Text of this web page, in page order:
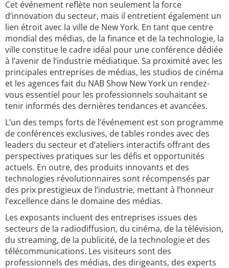
Cet événement reflète non seulement la force
d’innovation du secteur, mais il entretient également un
lien étroit avec la ville de New York. En tant que centre
mondial des médias, de la finance et de la technologie, la
ville constitue le cadre idéal pour une conférence dédiée
à l’avenir de l’industrie médiatique. Sa proximité avec les
principales entreprises de médias, les studios de cinéma
et les agences fait du NAB Show New York un rendez-
vous essentiel pour les professionnels souhaitant se
tenir informés des dernières tendances et avancées.
L’un des temps forts de l’événement est son programme
de conférences exclusives, de tables rondes avec des
leaders du secteur et d’ateliers interactifs offrant des
perspectives pratiques sur les défis et opportunités
actuels. En outre, des produits innovants et des
technologies révolutionnaires sont récompensés par
des prix prestigieux de l’industrie, mettant à l’honneur
l’excellence dans le domaine des médias.
Les exposants incluent des entreprises issues des
secteurs de la radiodiffusion, du cinéma, de la télévision,
du streaming, de la publicité, de la technologie et des
télécommunications. Les visiteurs sont des
professionnels des médias, des dirigeants, des experts